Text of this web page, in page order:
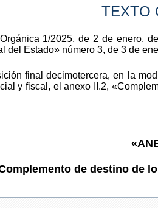
TEXTO
1/2025, de 2 de enero,
del Estado» número 3, de 3 de
final decimotercera, en la
y fiscal, el anexo II.2,
de destino de